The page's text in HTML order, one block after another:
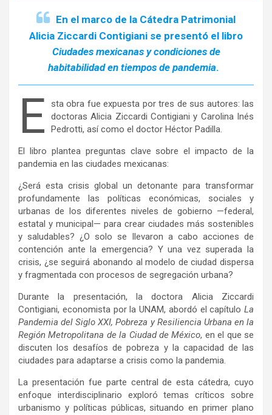
En el marco de la Cátedra Patrimonial
Alicia Ziccardi Contigiani se presentó el libro
Ciudades mexicanas y condiciones de
habitabilidad en tiempos de pandemia.
E
sta obra fue expuesta por tres de sus autores: las
doctoras Alicia Ziccardi Contigiani y Carolina Inés
Pedrotti, así como el doctor Héctor Padilla.
El libro plantea preguntas clave sobre el impacto de la
pandemia en las ciudades mexicanas:
¿Será esta crisis global un detonante para transformar
profundamente las políticas económicas, sociales y
urbanas de los diferentes niveles de gobierno —federal,
estatal y municipal— para crear ciudades más sostenibles
y saludables? ¿O solo se llevaron a cabo acciones de
contención ante la emergencia? Y una vez superada la
crisis, ¿se seguirá abonando al modelo de ciudad dispersa
y fragmentada con procesos de segregación urbana?
Durante la presentación, la doctora Alicia Ziccardi
Contigiani, economista por la UNAM, abordó el capítulo La
Pandemia del Siglo XXI, Pobreza y Resiliencia Urbana en la
Región Metropolitana de la Ciudad de México, en el que se
discuten los desafíos de pobreza y la capacidad de las
ciudades para adaptarse a crisis como la pandemia.
La presentación fue parte central de esta cátedra, cuyo
enfoque interdisciplinario exploró temas críticos sobre
urbanismo y políticas públicas, situando en primer plano